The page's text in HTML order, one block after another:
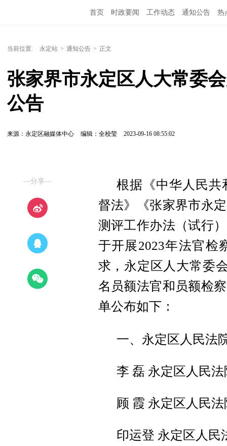
首页 时政要闻 工作动态 通知公告 热
当前位置: 永定站 > 通知公告 > 正文
张家界市永定区人大常委
公告
来源：永定区融媒体中心 编辑：全校莹 2023-09-16 08:55:02
—分享—
根据《中华人民共
督法》《张家界市永
测评工作办法（试行
于开展2023年法官检
求，永定区人大常委
名员额法官和员额检
单公布如下：
一、永定区人民法
李 磊 永定区人民
顾 霞 永定区人民
印运登 永定区人民